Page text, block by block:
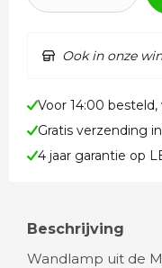
Ook in onze
Voor 14:00
Gratis verzending
4 jaar garantie op
Beschrijving
Wandlamp uit de